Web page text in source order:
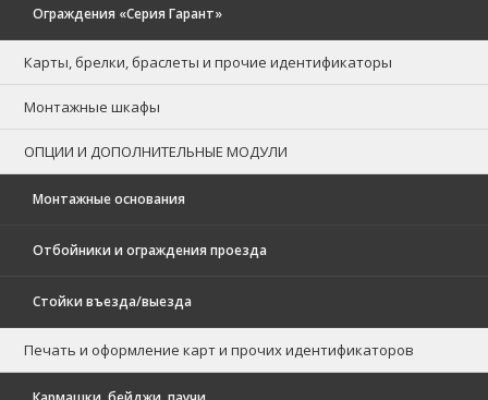
Ограждения «Серия Гарант»
Карты, брелки, браслеты и прочие идентификаторы
Монтажные шкафы
ОПЦИИ И ДОПОЛНИТЕЛЬНЫЕ МОДУЛИ
Монтажные основания
Отбойники и ограждения проезда
Стойки въезда/выезда
Печать и оформление карт и прочих идентификаторов